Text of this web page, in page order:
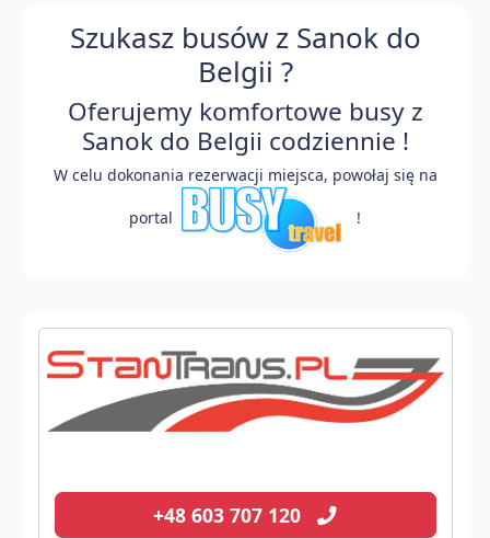
Szukasz busów z Sanok do
Belgii ?
Oferujemy komfortowe busy z
Sanok do Belgii codziennie !
W celu dokonania rezerwacji miejsca, powołaj się na
portal !
+48 603 707 120